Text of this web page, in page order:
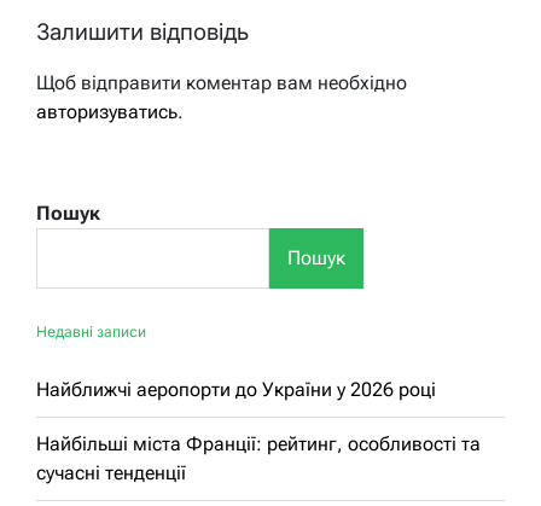
Залишити відповідь
Щоб відправити коментар вам необхідно
авторизуватись.
Пошук
Пошук
Недавні записи
Найближчі аеропорти до України у 2026 році
Найбільші міста Франції: рейтинг, особливості та
сучасні тенденції